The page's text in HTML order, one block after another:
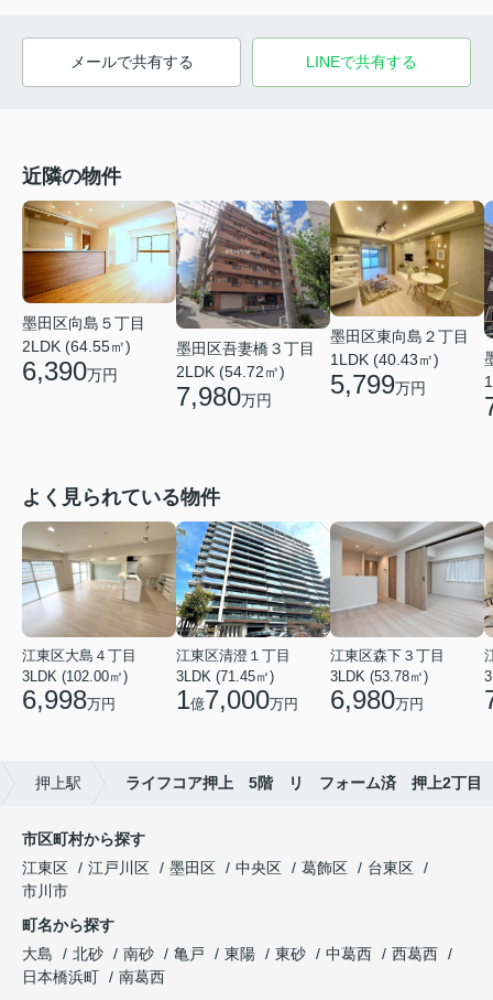
メールで共有する LINEで共有する
近隣の物件
墨田区向島５丁目
2LDK (64.55㎡)
6,390万円
墨田区吾妻橋３丁目
2LDK (54.72㎡)
7,980万円
墨田区東向島２丁目
1LDK (40.43㎡)
5,799万円
よく見られている物件
江東区大島４丁目
3LDK (102.00㎡)
6,998万円
江東区清澄１丁目
3LDK (71.45㎡)
1億7,000万円
江東区森下３丁目
3LDK (53.78㎡)
6,980万円
押上駅 ライフコア押上 5階 リ フォーム済 押上2丁目
市区町村から探す
江東区
江戸川区 墨田区 中央区 葛飾区
台東区
市川市
町名から探す
大島
北砂 南砂 亀戸 東陽 東砂 中葛西
西葛西
日本橋浜町
南葛西